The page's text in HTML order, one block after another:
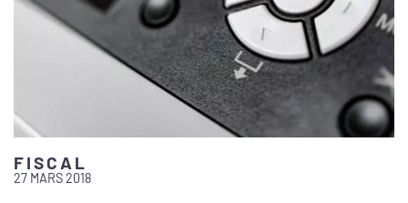
FISCAL
27 MARS 2018